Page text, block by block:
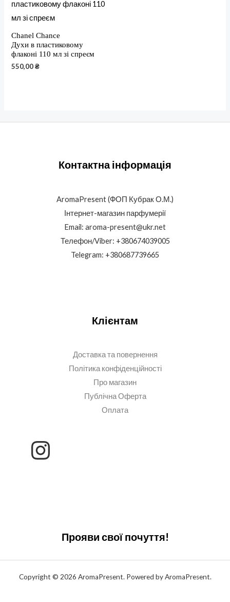
Chanel Chance
Духи в пластиковому
флаконі 110 мл зі спреєм
550,00₴
Контактна інформація
AromaPresent (ФОП Кубрак О.М.)
Інтернет-магазин парфумерії
Email: aroma-present@ukr.net
Телефон/Viber: +380674039005
Telegram: +380687739665
Клієнтам
Доставка та повернення
Політика конфіденційності
Про магазин
Публічна Оферта
Оплата
Прояви свої почуття!
Copyright © 2026 AromaPresent. Powered by AromaPresent.